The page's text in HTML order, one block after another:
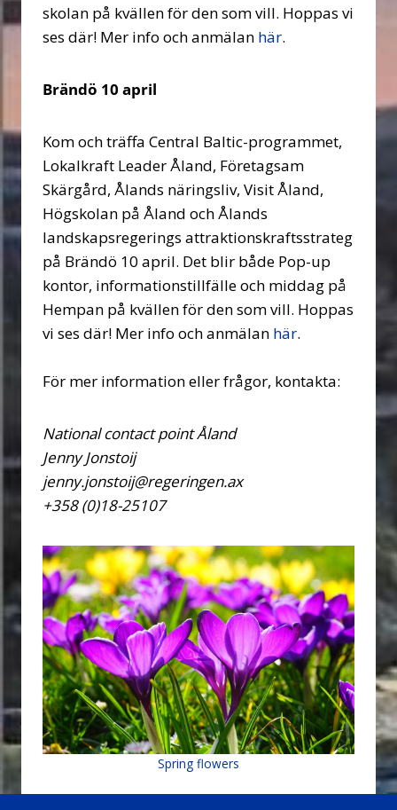
skolan på kvällen för den som vill. Hoppas vi
ses där! Mer info och anmälan här.
Brändö 10 april
Kom och träffa Central Baltic-programmet,
Lokalkraft Leader Åland, Företagsam
Skärgård, Ålands näringsliv, Visit Åland,
Högskolan på Åland och Ålands
landskapsregerings attraktionskraftsstrateg
på Brändö 10 april. Det blir både Pop-up
kontor, informationstillfälle och middag på
Hempan på kvällen för den som vill. Hoppas
vi ses där! Mer info och anmälan här.
För mer information eller frågor, kontakta:
National contact point Åland
Jenny Jonstoij
jenny.jonstoij@regeringen.ax
+358 (0)18-25107
Spring flowers